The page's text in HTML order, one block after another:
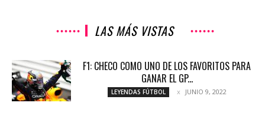
LAS MÁS VISTAS
F1: CHECO COMO UNO DE LOS FAVORITOS PARA
GANAR EL GP...
LEYENDAS FÚTBOL JUNIO 9, 2022